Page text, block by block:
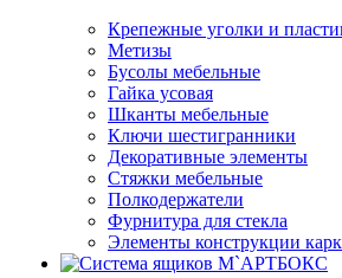
Крепежные уголки и
Метизы
Бусолы мебельные
Гайка усовая
Шканты мебельные
Ключи шестигранники
Декоративные элементы
Стяжки мебельные
Полкодержатели
Фурнитура для стекла
Элементы конструкции